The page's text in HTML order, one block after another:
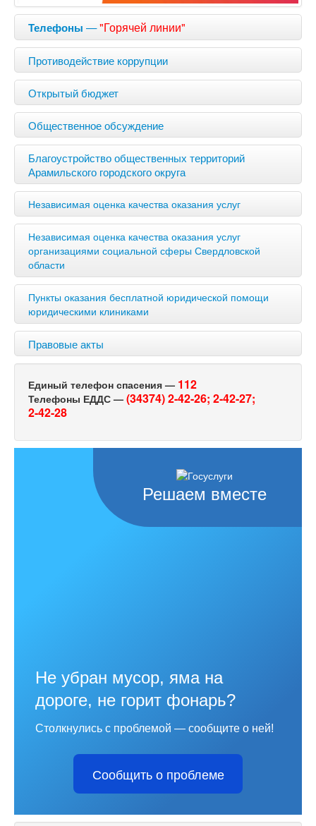
Телефоны —"Горячей линии"
Противодействие коррупции
Открытый бюджет
Общественное обсуждение
Благоустройство общественных территорий
Арамильского городского округа
Независимая оценка качества оказания услуг
Независимая оценка качества оказания услуг
организациями социальной сферы Свердловской
области
Пункты оказания бесплатной юридической помощи
юридическими клиниками
Правовые акты
Единый телефон спасения — 112
Телефоны ЕДДС — (34374) 2-42-26; 2-42-27;
2-42-28
Решаем вместе
Не убран мусор, яма на
дороге, не горит фонарь?
Столкнулись с проблемой — сообщите о ней!
Сообщить о проблеме